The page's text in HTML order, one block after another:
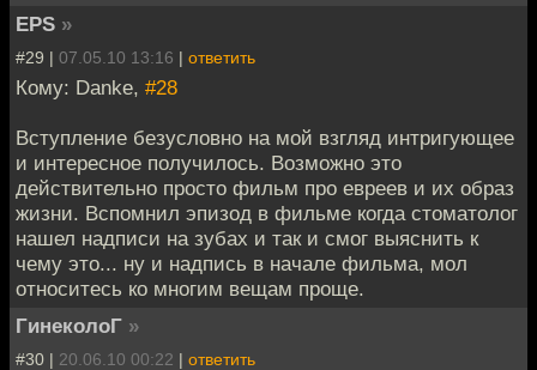
EPS »
#29 | 07.05.10 13:16 | ответить
Кому: Danke, #28
Вступление безусловно на мой взгляд интригующее
и интересное получилось. Возможно это
действительно просто фильм про евреев и их образ
жизни. Вспомнил эпизод в фильме когда стоматолог
нашел надписи на зубах и так и смог выяснить к
чему это... ну и надпись в начале фильма, мол
относитесь ко многим вещам проще.
ГинеколоГ »
#30 | 20.06.10 00:22 | ответить